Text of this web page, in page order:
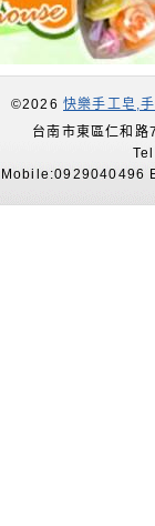
©2026 快樂手工皂,
台南市東區仁和
Mobile:0929040496